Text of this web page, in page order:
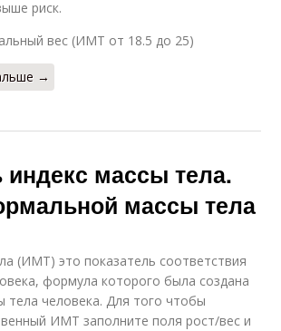
риск.
вес (ИМТ от 18.5 до 25)
→
индекс массы тела.
массы тела
(ИМТ) это показатель соответствия
формула которого была создана
тела человека. Для того чтобы
ИМТ заполните поля рост/вес и